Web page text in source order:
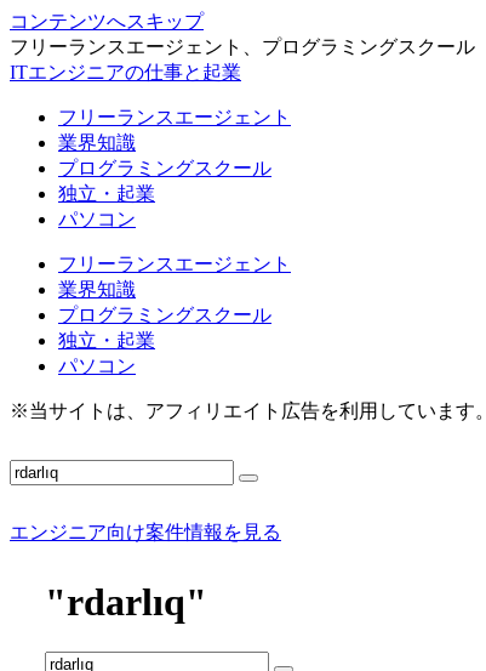
コンテンツへスキップ
フリーランスエージェント、プログラミングスクール
ITエンジニアの仕事と起業
フリーランスエージェント
業界知識
プログラミングスクール
独立・起業
パソコン
フリーランスエージェント
業界知識
プログラミングスクール
独立・起業
パソコン
※当サイトは、アフィリエイト広告を利用しています。
エンジニア向け案件情報を見る
"rdarlıq"